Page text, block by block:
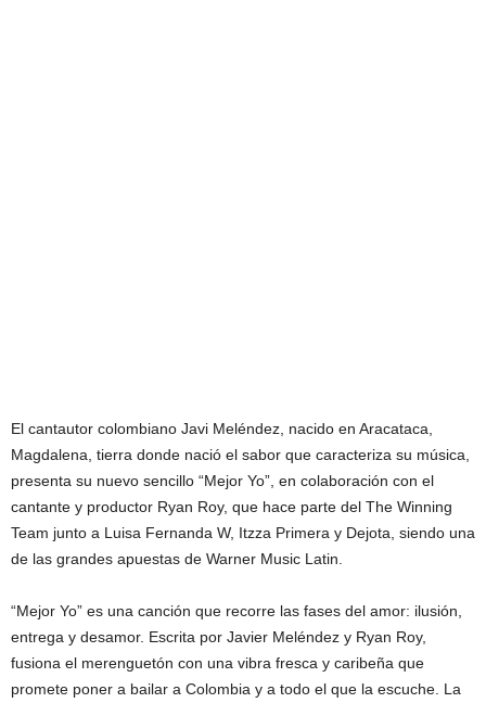
El cantautor colombiano Javi Meléndez, nacido en Aracataca,
Magdalena, tierra donde nació el sabor que caracteriza su música,
presenta su nuevo sencillo “Mejor Yo”, en colaboración con el
cantante y productor Ryan Roy, que hace parte del The Winning
Team junto a Luisa Fernanda W, Itzza Primera y Dejota, siendo una
de las grandes apuestas de Warner Music Latin.
“Mejor Yo” es una canción que recorre las fases del amor: ilusión,
entrega y desamor. Escrita por Javier Meléndez y Ryan Roy,
fusiona el merenguetón con una vibra fresca y caribeña que
promete poner a bailar a Colombia y a todo el que la escuche. La